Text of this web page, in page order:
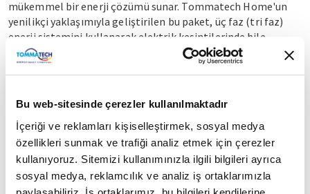
Bu web-sitesinde çerezler kullanılmaktadır
İçeriği ve reklamları kişiselleştirmek, sosyal medya
özellikleri sunmak ve trafiği analiz etmek için çerezler
kullanıyoruz. Sitemizi kullanımınızla ilgili bilgileri ayrıca
sosyal medya, reklamcılık ve analiz iş ortaklarımızla
mükemmel bir enerji çözümü sunar. Tommatech Home'un
yenilikçi yaklaşımıyla geliştirilen bu paket, üç faz (tri faz)
enerji sistemini kullanarak elektrik kesintilerinde bile
kesintisiz enerji sağlama kapasitesine sahiptir. Gelişmiş
güneş paneli teknolojisi ve büyük kapasiteli lityum batarya
Ongrid Hybrid, evinizin enerji ihtiyaçlarını karşılamak üzere
tasarlanmıştır. Akıllı enerji yönetim sistemi ve akıllı ev
aletleriyle tam entegrasyon sunan gelişmiş inverter
teknolojisi, kullanım kolaylığı ve enerji verimliliğinde yeni
standartlar belirler. Trio Ongrid Hybrid Paketi ile enerji
bağımsızlığınızı garantileyin ve sürdürülebilir bir geleceğe
yatırım yapın.